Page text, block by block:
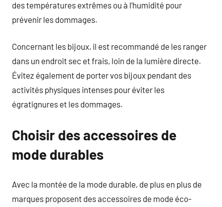
des températures extrêmes ou à l’humidité pour
prévenir les dommages.
Concernant les bijoux, il est recommandé de les ranger
dans un endroit sec et frais, loin de la lumière directe.
Évitez également de porter vos bijoux pendant des
activités physiques intenses pour éviter les
égratignures et les dommages.
Choisir des accessoires de
mode durables
Avec la montée de la mode durable, de plus en plus de
marques proposent des accessoires de mode éco-